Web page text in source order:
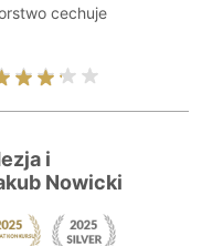
cechuje
i
Nowicki